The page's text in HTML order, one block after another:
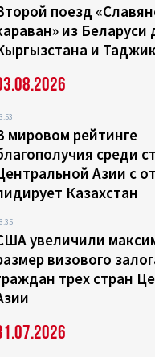
поезд
из
и
мировом рейтинге
среди
Азии с
Казахстан
увеличили
визового
трех стран